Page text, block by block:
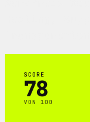
SCORE
78
VON 100